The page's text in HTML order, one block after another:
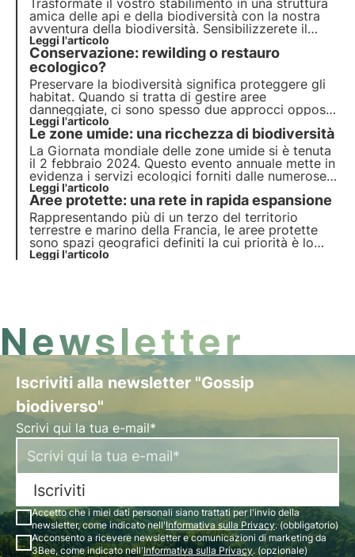
Trasformate il vostro stabilimento in una struttura
amica delle api e della biodiversità con la nostra
avventura della biodiversità. Sensibilizzerete il
personale e i visitatori sull'importanza di
preservare la biodiversità.
Leggi l'articolo
Conservazione: rewilding o restauro
ecologico?
Preservare la biodiversità significa proteggere gli
habitat. Quando si tratta di gestire aree
danneggiate, ci sono spesso due approcci opposti:
il rewilding e il ripristino ecologico. Perché questi
approcci sono opposti? Come funzionano? Trovate
le risposte in questo articolo.
Leggi l'articolo
Le zone umide: una ricchezza di biodiversità
La Giornata mondiale delle zone umide si è tenuta
il 2 febbraio 2024. Questo evento annuale mette in
evidenza i servizi ecologici forniti dalle numerose
aree interessate. Ma cosa significa questo termine?
Quali sono i benefici per la biodiversità? Trovate le
risposte in questo articolo.
Leggi l'articolo
Aree protette: una rete in rapida espansione
Rappresentando più di un terzo del territorio
terrestre e marino della Francia, le aree protette
sono spazi geografici definiti la cui priorità è lo
sviluppo sostenibile. Per saperne di più, consultate
Leggi l'articolo
Newsletter
Iscriviti alla newsletter "Gossip
biodiverso"
Scrivi qui la tua e-mail*
Iscriviti
Accetto che i miei dati personali siano trattati per l'invio della
newsletter, come indicato nell'Informativa sulla Privacy. (obbligatorio)
Acconsento a ricevere newsletter e comunicazioni di marketing da
3Bee, come indicato nell'Informativa sulla Privacy. (opzionale)